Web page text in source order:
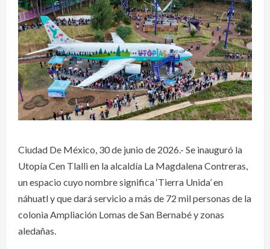
Ciudad De México, 30 de junio de 2026.- Se inauguró la
Utopía Cen Tlalli en la alcaldía La Magdalena Contreras,
un espacio cuyo nombre significa ‘Tierra Unida’ en
náhuatl y que dará servicio a más de 72 mil personas de la
colonia Ampliación Lomas de San Bernabé y zonas
aledañas.